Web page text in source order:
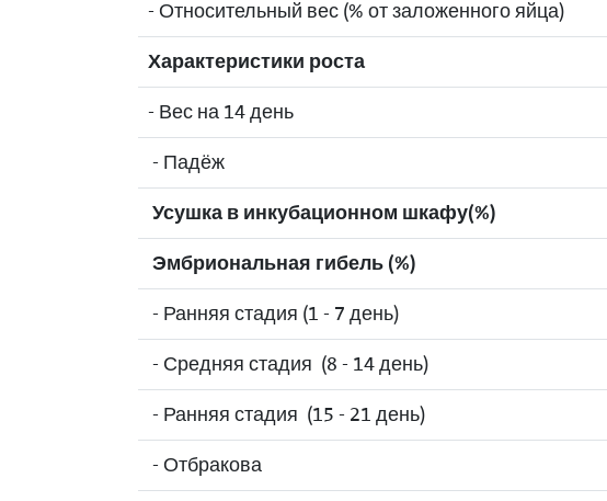
- Относительный вес (% от заложенного яйца)
Характеристики роста
- Вес на 14 день
- Падёж
Усушка в инкубационном шкафу(%)
Эмбриональная гибель (%)
- Ранняя стадия (1 - 7 день)
- Средняя стадия (8 - 14 день)
- Ранняя стадия (15 - 21 день)
- Отбракова